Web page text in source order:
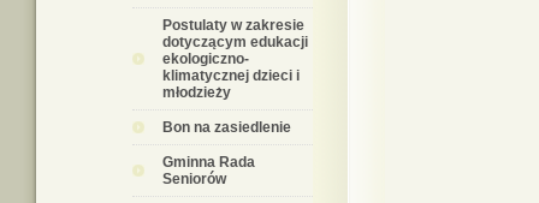
Postulaty w zakresie
dotyczącym edukacji
ekologiczno-
klimatycznej dzieci i
młodzieży
Bon na zasiedlenie
Gminna Rada
Seniorów